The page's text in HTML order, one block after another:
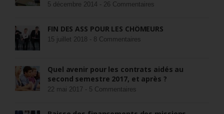
5 décembre 2014 - 26 Commentaires
FIN DES ASS POUR LES CHÔMEURS
15 juillet 2018 - 8 Commentaires
Quel avenir pour les contrats aidés au
second semestre 2017, et après ?
22 mai 2017 - 5 Commentaires